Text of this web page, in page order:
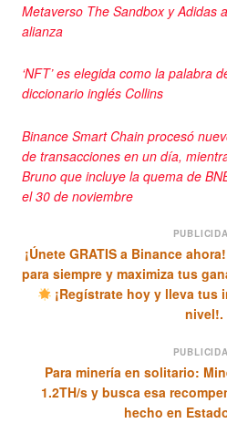
Metaverso The Sandbox y Adidas
alianza
‘NFT’ es elegida como la palabra
diccionario inglés Collins
Binance Smart Chain procesó
de transacciones en un día,
Bruno que incluye la quema de
el 30 de noviembre
¡Únete GRATIS a Binance ahora!
para siempre y maximiza tus
¡Regístrate hoy y lleva
nivel!.
Para minería en solitario:
1.2TH/s y busca esa
hecho en